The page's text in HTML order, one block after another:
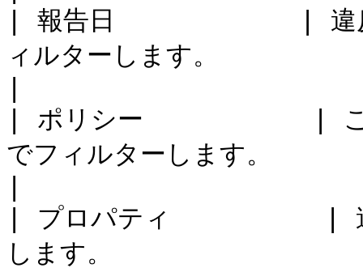
| 報告日            | 違反が
ィルターします。
| ポリシー           | この
でフィルターします。
| プロパティ          | 違反
します。